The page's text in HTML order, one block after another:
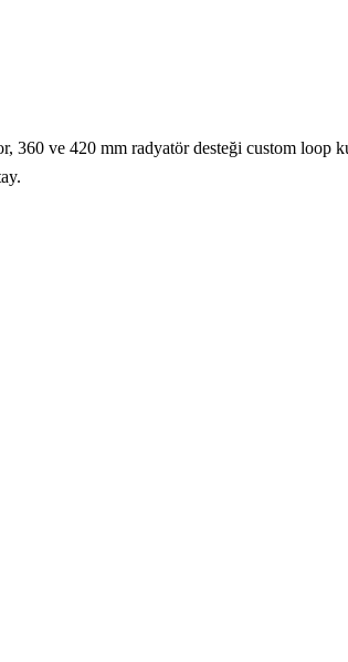
360 ve 420 mm radyatör desteği custom loop